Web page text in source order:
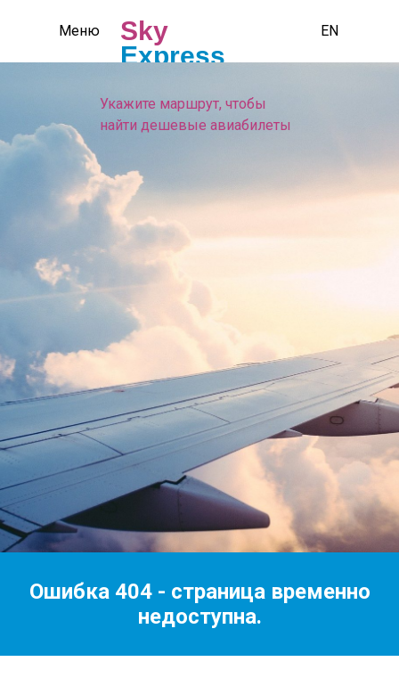
Меню EN
Sky
Express
Укажите маршрут, чтобы
найти дешевые авиабилеты
Ошибка 404 - страница временно
недоступна.